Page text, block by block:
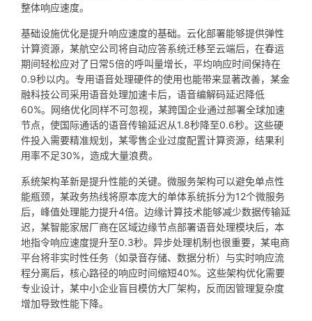
整体响应速度。
基础设施优化是提升响应速度的基础。云化部署能够提供弹性
计算资源，某航空公司将自动应答系统迁移至云端后，在春运
期间轻松应对了日常5倍的呼叫量增长，平均响应时间保持在
0.9秒以内。专用语音处理硬件的使用也能带来显著改善，某金
融科技公司采用语音处理加速卡后，语音编解码延迟降低
60%。网络优化同样不可忽视，某跨国企业通过部署全球加速
节点，使国际通话的语音传输延迟从1.8秒降至0.6秒。这些硬
件投入需要精准规划，某零售企业过度配置计算资源，结果利
用率不足30%，造成大量浪费。
系统架构革新是提升性能的关键。微服务架构可以避免单点性
能瓶颈，某政务热线将原本庞大的单体系统拆分为12个微服务
后，峰值处理能力提升4倍。边缘计算技术能够减少数据传输延
迟，某智能家居厂商在区域边缘节点部署语音处理模块后，本
地指令响应速度提升至0.3秒。异步处理机制也很重要，某电商
平台将非实时性任务（如录音存储、数据分析）与实时响应流
程分离后，核心路径的响应时间缩短40%。这些架构优化需要
专业设计，某中小企业盲目模仿大厂架构，反而因管理复杂度
增加导致性能下降。